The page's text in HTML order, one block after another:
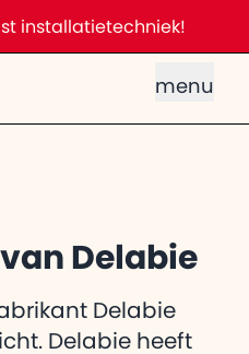
installatietechniek!
menu
Delabie
Delabie
Delabie heeft